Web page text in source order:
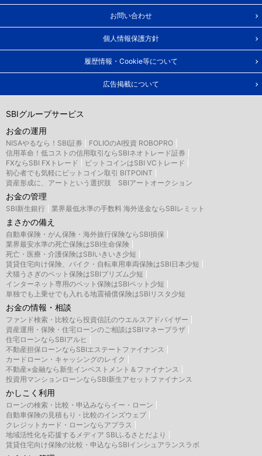
お問い合わせ
個人情報保護方針
履歴情報・Cookie等について
広告掲載について
SBIグループサービス
お金の運用
NISAやるなら！SBI証券
FOLIOのAI投資 ROBOPRO
信用革命！低コストの信用取引ならSBIネオトレード証券
FXならSBI FXトレード
ビットコインはSBI VCトレード
初心者でも気軽にビットコイン取引 BITPOINT
資産形成に、アートという選択肢 SBIアートオークション
お金の管理
SBI新生銀行 業界最低水準の手数料 海外送金ならSBIレミット
まさかの備え
自動車保険・がん保険・海外旅行保険ならSBI損保
業界最安水準の死亡保険はSBI生命保険
死亡・医療・介護保険はSBIいきいき少短
賃貸住宅向け保険、バイク・自転車用車両保険はSBI日本少短
犬猫うさぎのペット保険はSBIプリズム少短
インターネット専用のペット保険はSBIペット少短
単独でも上乗せでも入れる地震補償保険はSBIリスタ少短
お金の情報・相談
ファンド検索・比較なら投資信託のウエルスアドバイザー
資産運用・保険・住宅ローンのご相談はSBIマネープラザ
住宅ローンならSBIアルヒ
不動産担保ローンならSBIエステートファイナンス
カードローン・キャッシングのレイク
不動産×金融なら新生インベストメント＆ファイナンス
投資用マンションローンならSBI新生アセットファイナンス
かしこく利用
ローンの検索・比較・申込みならイー・ローン
自動車保険の見積もり・比較のインズウェブ
クレジットカード・ローンならアプラス
地域活性化を応援するメディア SBIふるさとだより
賃貸住宅向け保険の比較・申込ならSBIインシュアランスラボ